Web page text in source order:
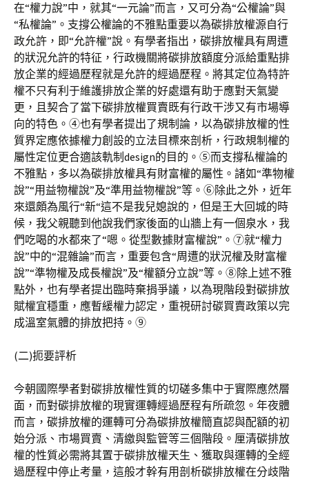
在“權力說”中，就其“一元論”而言，又可分為“公權論”與
“私權論”。支撐公權論的不雅點重要以為碳排放權源自行
政允許，即“允許權”說。有學者指出，碳排放權具有周遭
的狀況允許的特征，行政機關將碳排放額度分派給重點排
放企業的經過歷程就是允許的經過歷程。將其定位為特許
權不只有利于維護排放企業的好處還有助于應對天氣變
更，且契合了當下碳排放權買賣既有行政干涉又有市場導
向的特色。④也有學者提出了規制論，以為碳排放權的性
質界定應依據權力創設的立法目標來剖析，行政規制權的
屬性定位更合適該軌制design的目的。⑤而支撐私權論的
不雅點，多以為碳排放權具有財富權的屬性。諸如“準物權
說”“用益物權說”及“準用益物權說”等。⑥除此之外，近年
來還頗為風行“新“這不是我兒媳說的，但是王大回城的時
候，我父親聽到他說我們家後面的山牆上有一個泉水，我
們吃喝的水都來了“嗯。從型數據財富權說”。⑦就“權力
說”中的“混雜論”而言，重要包含“周遭的狀況權及財富權
說”“準物權及成長權說”及“權額分立說”等。⑧除上述不雅
點外，也有學者提出臨時棄捐爭議，以為現階段對碳排放
賦權宜穩重，應暫緩權力認定，重視研討碳買賣政策以完
成溫室氣體的排放把持。⑨
(二)扼要評析
今朝國際學者對碳排放權性質的切磋多集中于實際應然層
面，而對碳排放權的現實運轉經過歷程有所疏忽。年夜體
而言，碳排放權的運轉可分為碳排放權簡直認與配額的初
始分派、市場買賣、清繳與監管等三個階段。厘清碳排放
權的性質必需將其置于碳排放權天生、獲取與運轉的全經
過歷程中停止考量，這般才幹有用剖析碳排放權在分歧階